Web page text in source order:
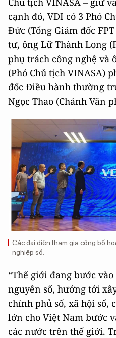
cạnh đó, VDI có 3 Phó
Đức (Tổng Giám đốc
tư, ông Lữ Thành Long
phụ trách công nghệ và
(Phó Chủ tịch VINASA)
đốc Điều hành thường
Ngọc Thao (Chánh Văn
Các đại diện tham gia công bố
nghiệp số.
“Thế giới đang bước
nguyên số, hướng tới
chính phủ số, xã hội số,
lớn cho Việt Nam bước
các nước trên thế giới.